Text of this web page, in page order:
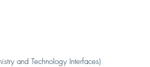
and Technology Interfaces)